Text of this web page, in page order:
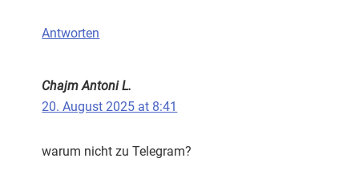
Antworten
Chajm Antoni L.
20. August 2025 at 8:41
warum nicht zu Telegram?